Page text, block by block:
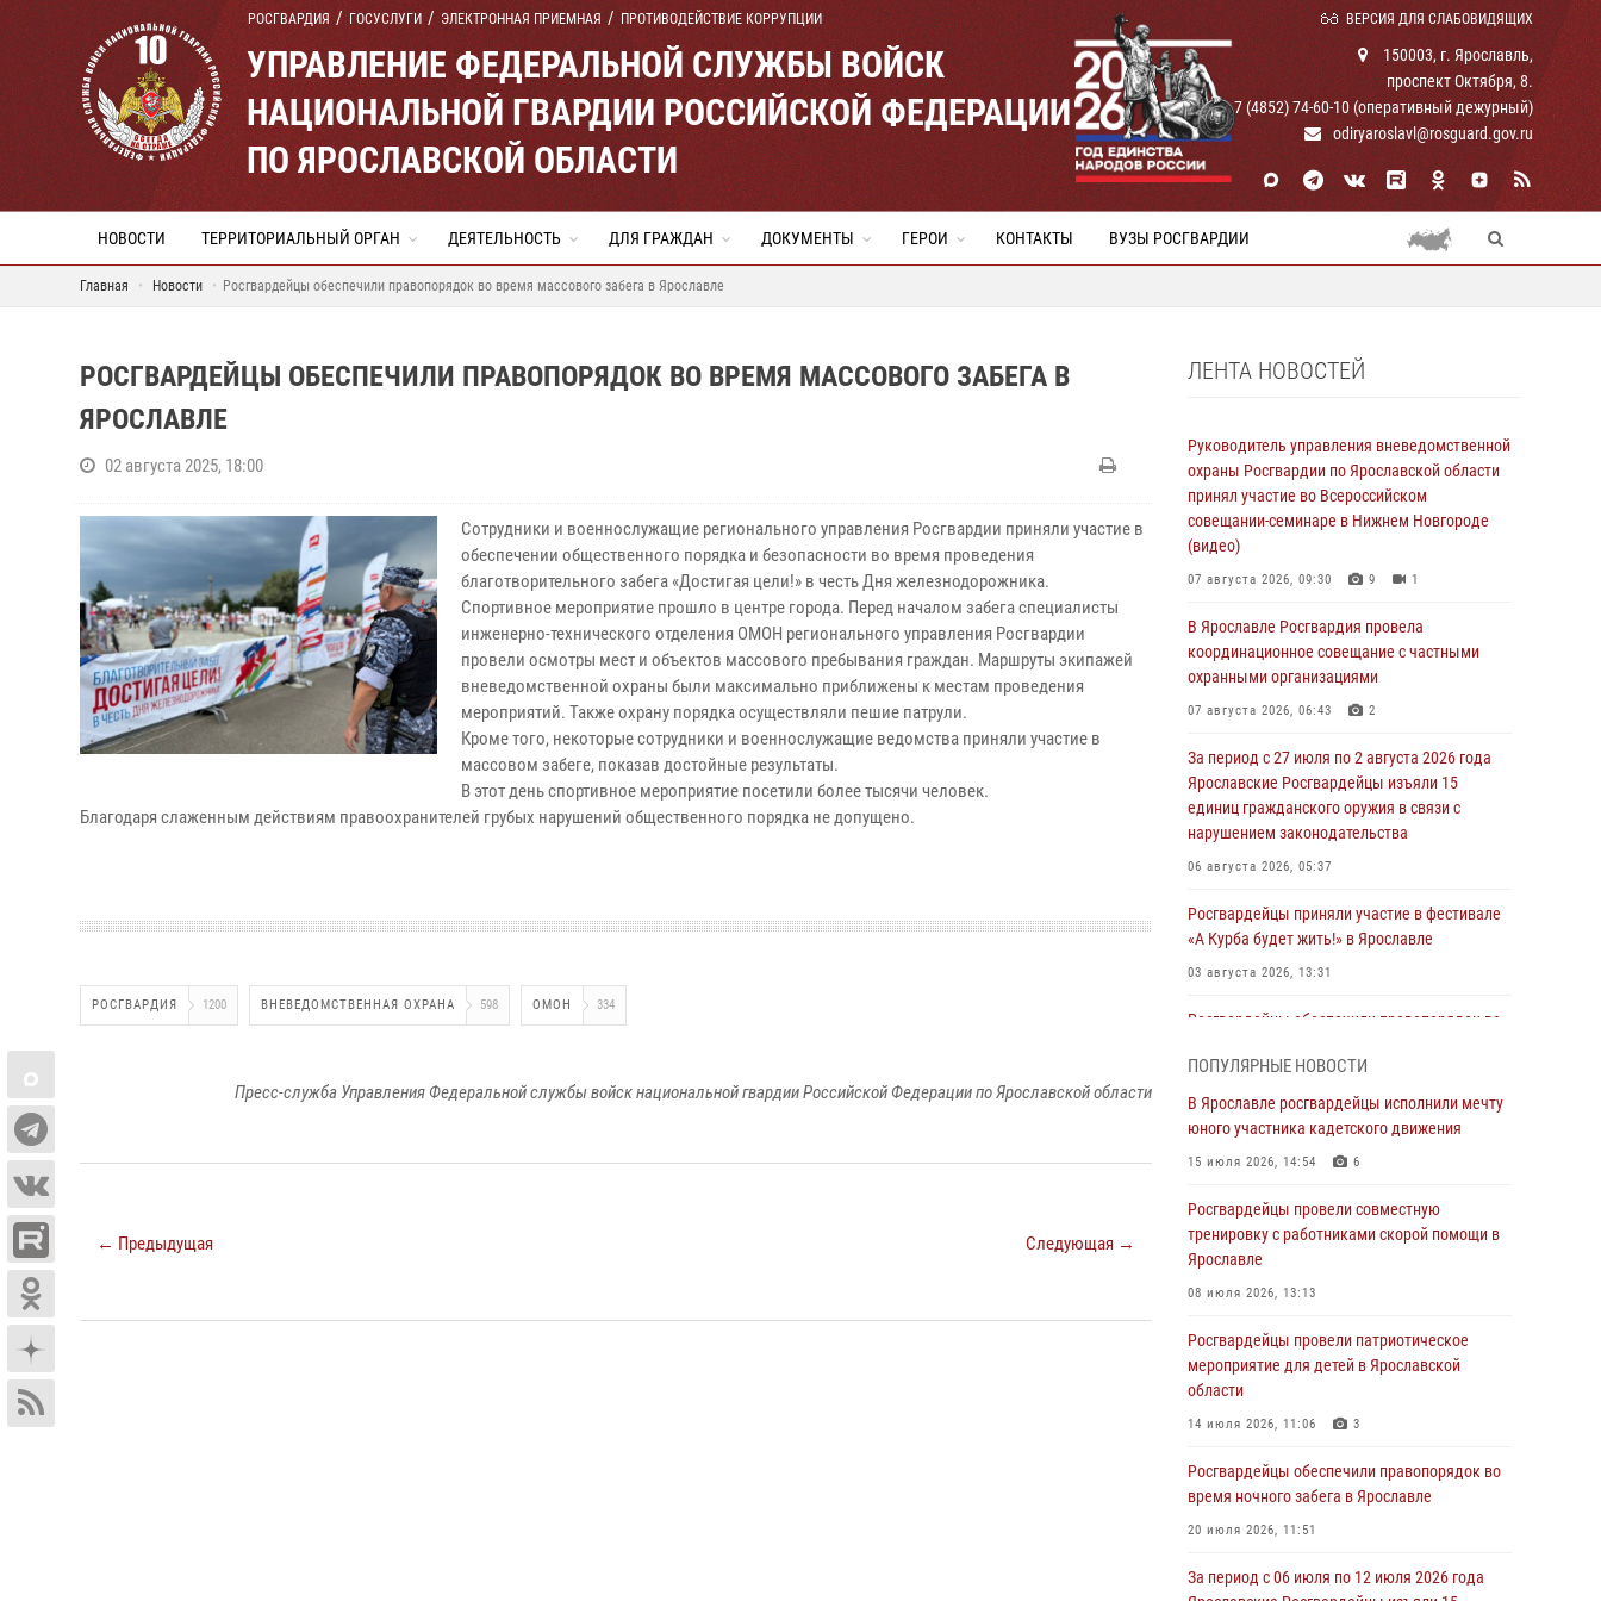
РОСГВАРДИЯ ГОСУСЛУГИ ЭЛЕКТРОННАЯ ПРИЕМНАЯ ПРОТИВОДЕЙСТВИЕ КОРРУПЦИИ ВЕРСИЯ ДЛЯ СЛАБОВИДЯЩИХ
УПРАВЛЕНИЕ ФЕДЕРАЛЬНОЙ СЛУЖБЫ ВОЙСК
НАЦИОНАЛЬНОЙ ГВАРДИИ РОССИЙСКОЙ ФЕДЕРАЦИИ
ПО ЯРОСЛАВСКОЙ ОБЛАСТИ
150003, г. Ярославль,
проспект Октября, 8.
+ 7 (4852) 74-60-10 (оперативный дежурный)
odiryaroslavl@rosguard.gov.ru
НОВОСТИ ТЕРРИТОРИАЛЬНЫЙ ОРГАН ДЕЯТЕЛЬНОСТЬ ДЛЯ ГРАЖДАН ДОКУМЕНТЫ ГЕРОИ КОНТАКТЫ ВУЗЫ РОСГВАРДИИ
Главная Новости Росгвардейцы обеспечили правопорядок во время массового забега в Ярославле
РОСГВАРДЕЙЦЫ ОБЕСПЕЧИЛИ ПРАВОПОРЯДОК ВО ВРЕМЯ МАССОВОГО ЗАБЕГА В
ЯРОСЛАВЛЕ
02 августа 2025, 18:00
Сотрудники и военнослужащие регионального управления Росгвардии приняли участие в
обеспечении общественного порядка и безопасности во время проведения
благотворительного забега «Достигая цели!» в честь Дня железнодорожника.
Спортивное мероприятие прошло в центре города. Перед началом забега специалисты
инженерно-технического отделения ОМОН регионального управления Росгвардии
провели осмотры мест и объектов массового пребывания граждан. Маршруты экипажей
вневедомственной охраны были максимально приближены к местам проведения
мероприятий. Также охрану порядка осуществляли пешие патрули.
Кроме того, некоторые сотрудники и военнослужащие ведомства приняли участие в
массовом забеге, показав достойные результаты.
В этот день спортивное мероприятие посетили более тысячи человек.
Благодаря слаженным действиям правоохранителей грубых нарушений общественного порядка не допущено.
РОСГВАРДИЯ 1200 ВНЕВЕДОМСТВЕННАЯ ОХРАНА 598 ОМОН 334
Пресс-служба Управления Федеральной службы войск национальной гвардии Российской Федерации по Ярославской области
← Предыдущая Следующая →
ЛЕНТА НОВОСТЕЙ
Руководитель управления вневедомственной
охраны Росгвардии по Ярославской области
принял участие во Всероссийском
совещании-семинаре в Нижнем Новгороде
(видео)
07 августа 2026, 09:30 9 1
В Ярославле Росгвардия провела
координационное совещание с частными
охранными организациями
07 августа 2026, 06:43 2
За период с 27 июля по 2 августа 2026 года
Ярославские Росгвардейцы изъяли 15
единиц гражданского оружия в связи с
нарушением законодательства
06 августа 2026, 05:37
Росгвардейцы приняли участие в фестивале
«А Курба будет жить!» в Ярославле
03 августа 2026, 13:31
Росгвардейцы обеспечили правопорядок во
Росгвардейцы обеспечили правопорядок во
время празднования Дня воздушно-
03 августа 2026, 07:24
Ярославские росгвардейцы за прошедшую
03 августа 2026, 07:09
Росгвардейцы оказали помощь беременной
женщине во время празднования Дня ВДВ в
03 августа 2026, 06:20
единицу гражданского оружия в связи с
нарушением законодательства
ПОПУЛЯРНЫЕ НОВОСТИ
В Ярославле росгвардейцы исполнили мечту
юного участника кадетского движения
15 июля 2026, 14:54 6
Росгвардейцы провели совместную
тренировку с работниками скорой помощи в
Ярославле
08 июля 2026, 13:13
Росгвардейцы провели патриотическое
мероприятие для детей в Ярославской
области
14 июля 2026, 11:06 3
Росгвардейцы обеспечили правопорядок во
время ночного забега в Ярославле
20 июля 2026, 11:51
За период с 06 июля по 12 июля 2026 года